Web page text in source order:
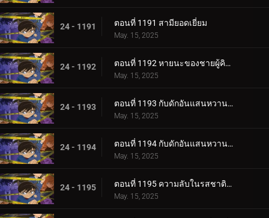
24 - 1191 ตอนที่ 1191 สามียอดเยี่ยม
May. 15, 2025
24 - 1192 ตอนที่ 1192 หายนะของชายผู้คิดบวก
May. 15, 2025
24 - 1193 ตอนที่ 1193 กับดักอันแสนหวานของโอโอกะ โมมิจิ (ตอนแรก)
May. 15, 2025
24 - 1194 ตอนที่ 1194 กับดักอันแสนหวานของโอโอกะ โมมิจิ (ตอนจบ)
May. 15, 2025
24 - 1195 ตอนที่ 1195 ความลับในรสชาติที่เปลี่ยนไปของร้านดัง
May. 15, 2025